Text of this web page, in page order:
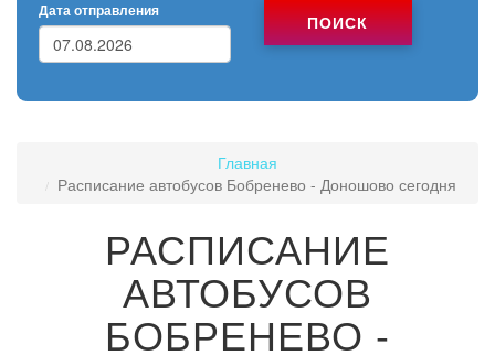
Дата отправления
ПОИСК
Главная
Расписание автобусов Бобренево - Доношово сегодня
РАСПИСАНИЕ
АВТОБУСОВ
БОБРЕНЕВО -